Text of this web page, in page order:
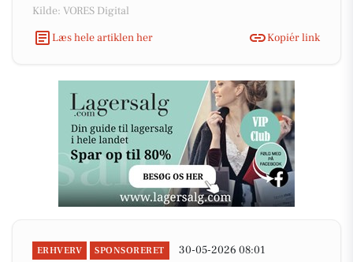
Kilde: VORES Digital
Læs hele artiklen her
Kopiér link
ERHVERV SPONSORERET 30-05-2026 08:01